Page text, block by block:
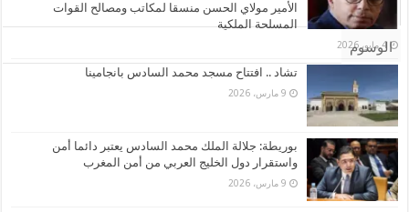
تعليقات
الوسوم
الأمير مولاي الحسن منسقا لمكاتب ومصالح القوات
المسلحة الملكية
4 مايو، 2026
تشاد .. افتتاح مسجد محمد السادس بانجامينا
9 مارس، 2026
بوريطة: جلالة الملك محمد السادس يعتبر دائما أمن
واستقرار دول الخليج العربي من أمن المغرب
9 مارس، 2026